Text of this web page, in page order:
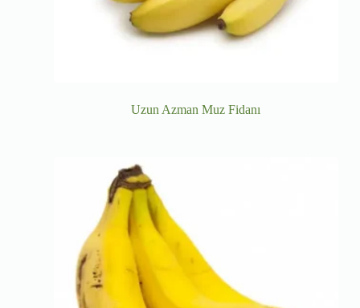
Uzun Azman Muz Fidanı